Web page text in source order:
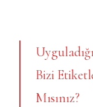
Bizi
Mısınız?